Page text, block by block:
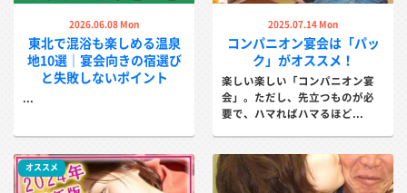
2026.06.08 Mon
東北で混浴も楽しめる温泉
地10選｜宴会向きの宿選び
と失敗しないポイント
...
2025.07.14 Mon
コンパニオン宴会は「パッ
ク」がオススメ！
楽しい楽しい「コンパニオン宴
会」。ただし、先立つものが必
要で、ハマればハマるほど...
オススメ